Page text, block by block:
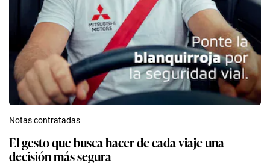
Notas contratadas
El gesto que busca hacer de cada viaje una
decisión más segura